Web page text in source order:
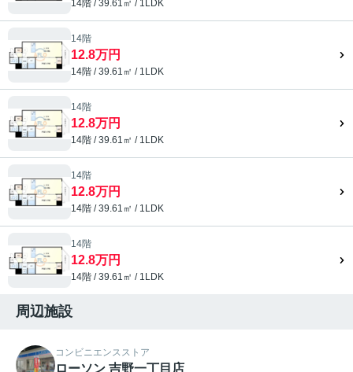
14階 / 39.61㎡ / 1LDK
14階
12.8万円
14階 / 39.61㎡ / 1LDK
14階
12.8万円
14階 / 39.61㎡ / 1LDK
14階
12.8万円
14階 / 39.61㎡ / 1LDK
14階
12.8万円
14階 / 39.61㎡ / 1LDK
周辺施設
コンビニエンスストア
ローソン 吉野一丁目店